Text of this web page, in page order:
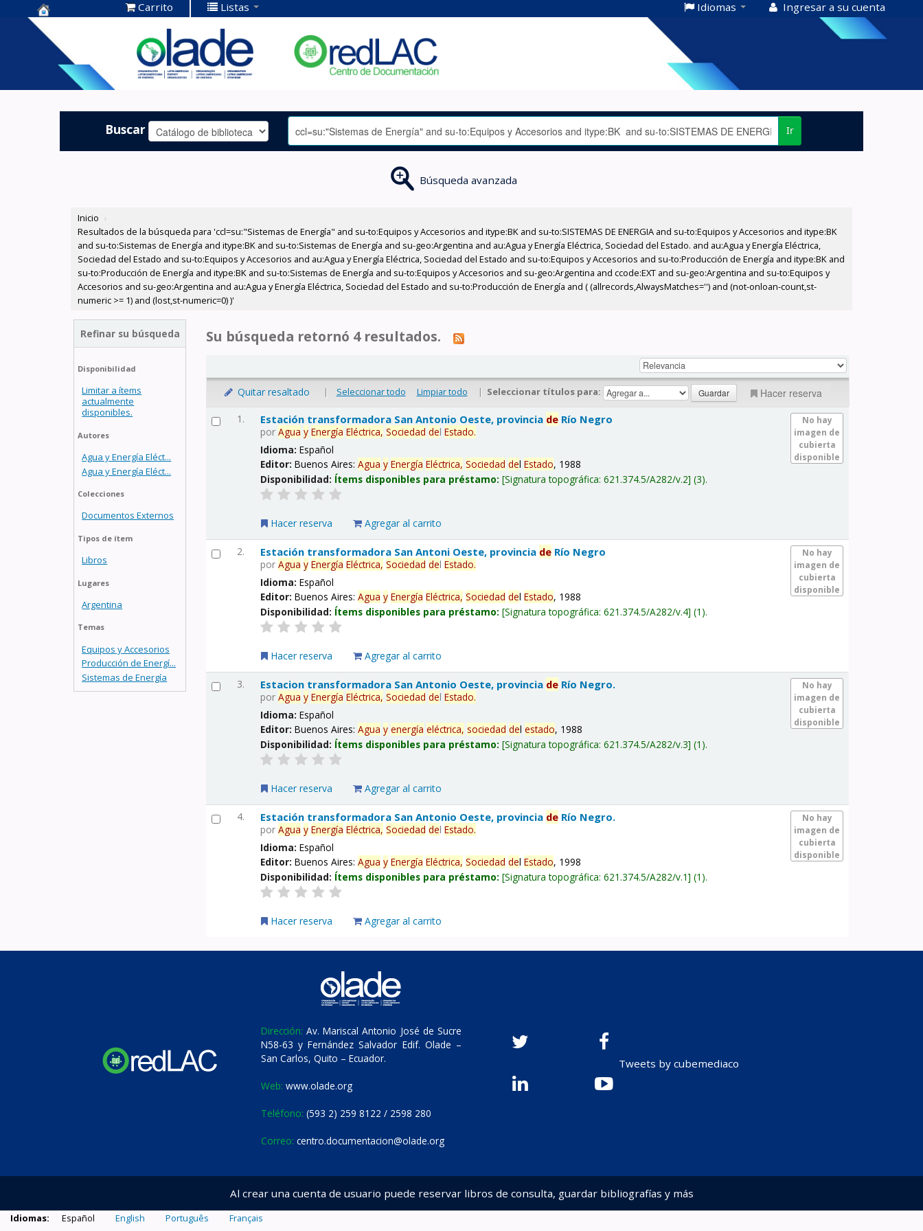
Centro de
Documentación
OLADE -
Carrito Listas Idiomas Ingresar a su cuenta
Buscar Ir
Búsqueda avanzada
Inicio ›
Resultados de la búsqueda para 'ccl=su:"Sistemas de Energía" and su-to:Equipos y Accesorios and itype:BK and su-to:SISTEMAS DE ENERGIA and su-to:Equipos y Accesorios and itype:BK
and su-to:Sistemas de Energía and itype:BK and su-to:Sistemas de Energía and su-geo:Argentina and au:Agua y Energía Eléctrica, Sociedad del Estado. and au:Agua y Energía Eléctrica,
Sociedad del Estado and su-to:Equipos y Accesorios and au:Agua y Energía Eléctrica, Sociedad del Estado and su-to:Equipos y Accesorios and su-to:Producción de Energía and itype:BK and
su-to:Producción de Energía and itype:BK and su-to:Sistemas de Energía and su-to:Equipos y Accesorios and su-geo:Argentina and ccode:EXT and su-geo:Argentina and su-to:Equipos y
Accesorios and su-geo:Argentina and au:Agua y Energía Eléctrica, Sociedad del Estado and su-to:Producción de Energía and ( (allrecords,AlwaysMatches='') and (not-onloan-count,st-
numeric >= 1) and (lost,st-numeric=0) )'
Refinar su búsqueda
Disponibilidad
Limitar a ítems
actualmente
disponibles.
Autores
Agua y Energía Eléct...
Agua y Energía Eléct...
Colecciones
Documentos Externos
Tipos de ítem
Libros
Lugares
Argentina
Temas
Equipos y Accesorios
Producción de Energí...
Sistemas de Energía
Su búsqueda retornó 4 resultados.
Quitar resaltado | Seleccionar todo Limpiar todo | Seleccionar títulos para: Hacer reserva
1.
No hay
imagen de
cubierta
disponible
Estación transformadora San Antonio Oeste, provincia de Río Negro
porAgua y Energía Eléctrica, Sociedad delEstado.
Idioma:Español
Editor:Buenos Aires:Agua y Energía Eléctrica, Sociedad delEstado, 1988
Disponibilidad: Ítems disponibles para préstamo: Signatura topográfica:621.374.5/A282/v.2 (3).
Hacer reserva Agregar al carrito
2.
No hay
imagen de
cubierta
disponible
Estación transformadora San Antoni Oeste, provincia de Río Negro
porAgua y Energía Eléctrica, Sociedad delEstado.
Idioma:Español
Editor:Buenos Aires:Agua y Energía Eléctrica, Sociedad delEstado, 1988
Disponibilidad: Ítems disponibles para préstamo: Signatura topográfica:621.374.5/A282/v.4 (1).
Hacer reserva Agregar al carrito
3.
No hay
imagen de
cubierta
disponible
Estacion transformadora San Antonio Oeste, provincia de Río Negro.
porAgua y Energía Eléctrica, Sociedad delEstado.
Idioma:Español
Editor:Buenos Aires:Agua y energía eléctrica, sociedad delestado, 1988
Disponibilidad: Ítems disponibles para préstamo: Signatura topográfica:621.374.5/A282/v.3 (1).
Hacer reserva Agregar al carrito
4.
No hay
imagen de
cubierta
disponible
Estación transformadora San Antonio Oeste, provincia de Río Negro.
porAgua y Energía Eléctrica, Sociedad delEstado.
Idioma:Español
Editor:Buenos Aires:Agua y Energía Eléctrica, Sociedad delEstado, 1998
Disponibilidad: Ítems disponibles para préstamo: Signatura topográfica:621.374.5/A282/v.1 (1).
Hacer reserva Agregar al carrito
Dirección: Av. Mariscal Antonio José de Sucre
N58-63 y Fernández Salvador Edif. Olade –
San Carlos, Quito – Ecuador.
Web: www.olade.org
Teléfono: (593 2) 259 8122 / 2598 280
Correo: centro.documentacion@olade.org
Tweets by cubemediaco
Al crear una cuenta de usuario puede reservar libros de consulta, guardar bibliografías y más
Idiomas: Español English Português Français